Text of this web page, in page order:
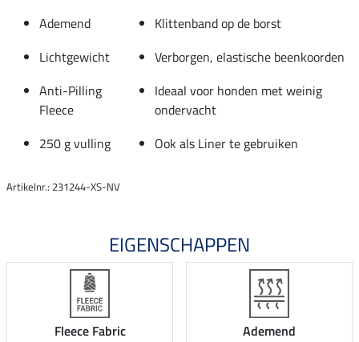
Ademend
Klittenband op de borst
Lichtgewicht
Verborgen, elastische beenkoorden
Anti-Pilling
Fleece
Ideaal voor honden met weinig
ondervacht
250 g vulling
Ook als Liner te gebruiken
Artikelnr.: 231244-XS-NV
EIGENSCHAPPEN
Fleece Fabric Ademend